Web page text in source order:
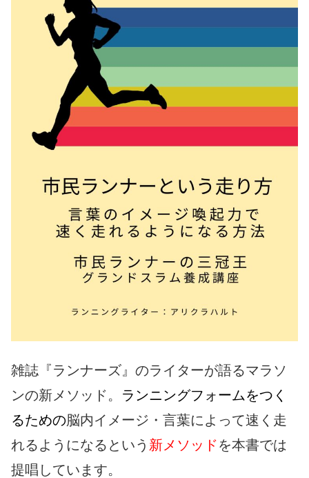
雑誌『ランナーズ』のライターが語るマラソ
ンの新メソッド。 ランニングフォームをつく
るための脳内イメージ・言葉によって速く走
れるようになるという 新メソッドを本書では
提唱しています。